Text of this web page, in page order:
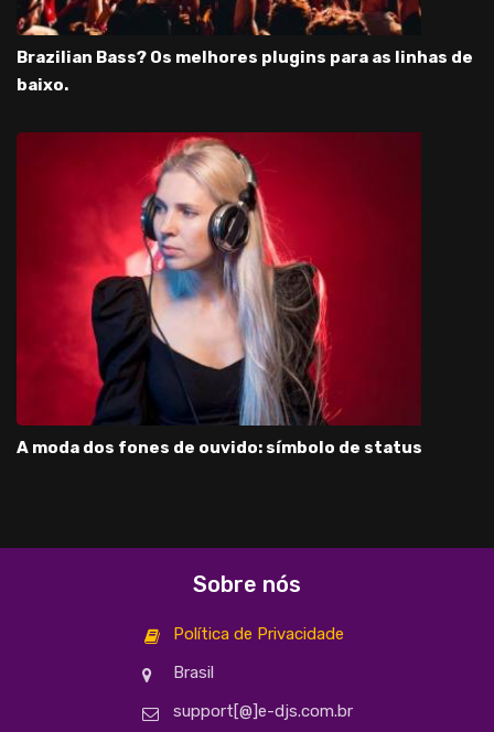
Brazilian Bass? Os melhores plugins para as linhas de
baixo.
A moda dos fones de ouvido: símbolo de status
Sobre nós
Política de Privacidade
Brasil
support[@]e-djs.com.br